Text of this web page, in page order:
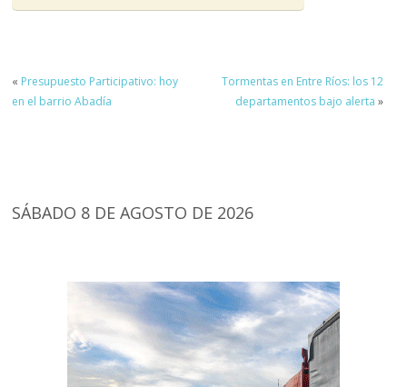
« Presupuesto Participativo: hoy
en el barrio Abadía
Tormentas en Entre Ríos: los 12
departamentos bajo alerta »
SÁBADO 8 DE AGOSTO DE 2026